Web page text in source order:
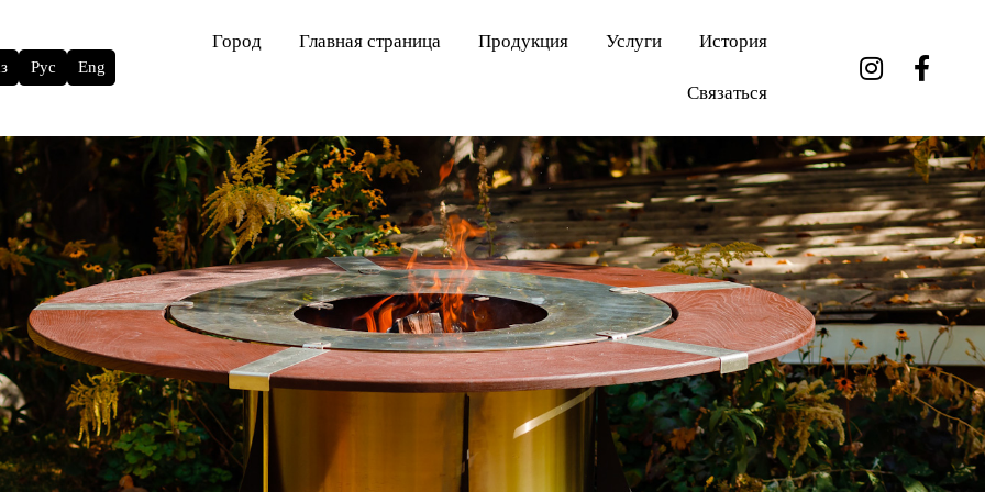
Рус Eng
Город Главная страница Продукция Услуги История
Связаться